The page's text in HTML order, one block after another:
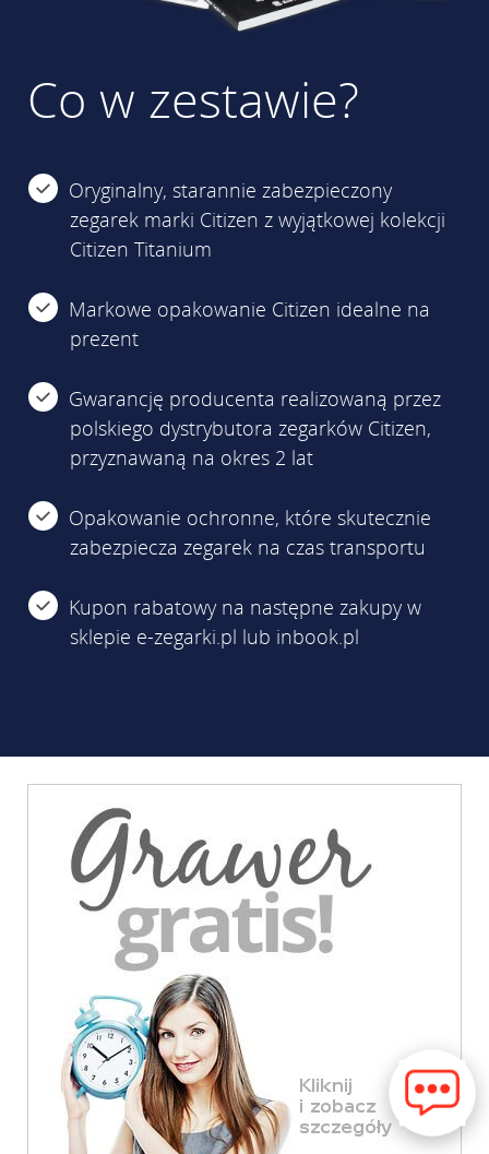
Co w zestawie?
Oryginalny, starannie zabezpieczony
zegarek marki Citizen z wyjątkowej kolekcji
Citizen Titanium
Markowe opakowanie Citizen idealne na
prezent
Gwarancję producenta realizowaną przez
polskiego dystrybutora zegarków Citizen,
przyznawaną na okres 2 lat
Opakowanie ochronne, które skutecznie
zabezpiecza zegarek na czas transportu
Kupon rabatowy na następne zakupy w
sklepie e-zegarki.pl lub inbook.pl